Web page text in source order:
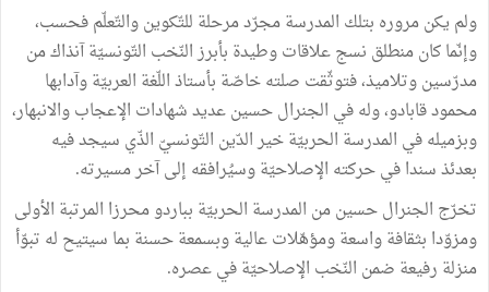
ولم يكن مروره بتلك المدرسة مجرّد مرحلة للتّكوين والتّعلّم فحسب،
وإنّما كان منطلق نسج علاقات وطيدة بأبرز النّخب التّونسيّة آنذاك من
مدرّسين وتلاميذ، فتوثّقت صلته خاصّة بأستاذ اللّغة العربيّة وآدابها
محمود قابادو، وله في الجنرال حسين عديد شهادات الإعجاب والانبهار،
وبزميله في المدرسة الحربيّة خير الدّين التّونسيّ الذّي سيجد فيه
بعدئذ سندا في حركته الإصلاحيّة وسيُرافقه إلى آخر مسيرته.
تخرّج الجنرال حسين من المدرسة الحربيّة بباردو محرزا المرتبة الأولى
ومزوّدا بثقافة واسعة ومؤهّلات عالية وبسمعة حسنة بما سيتيح له تبوّأ
منزلة رفيعة ضمن النّخب الإصلاحيّة في عصره.